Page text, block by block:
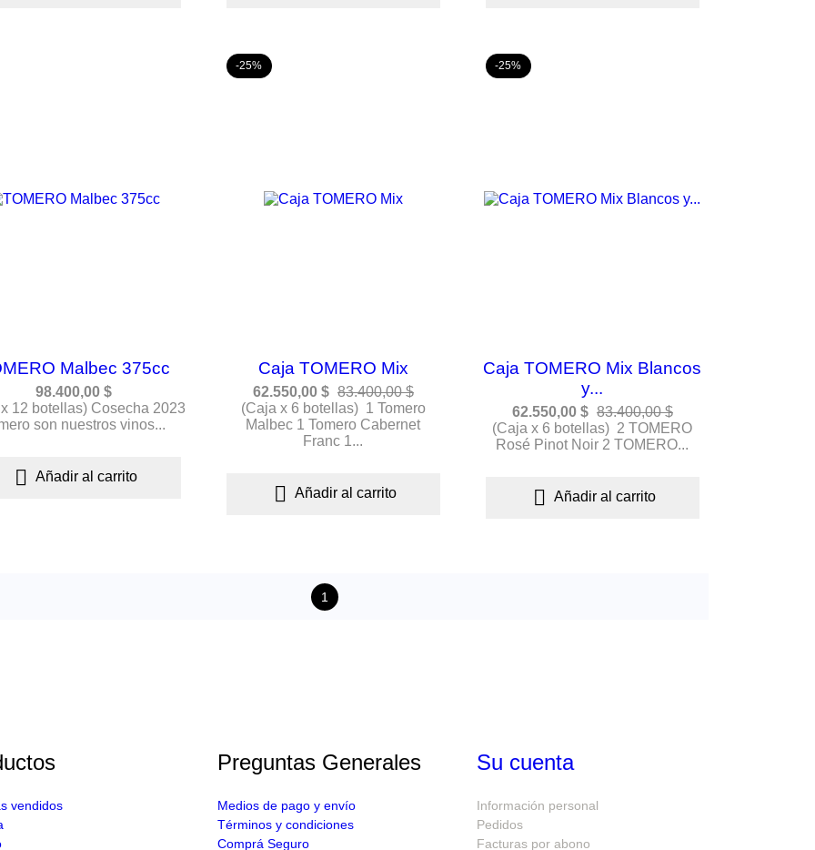
Malbec 375cc
98.400,00 $
12 botellas) Cosecha 2023
son nuestros vinos...
 Añadir al carrito
-25%
Caja TOMERO Mix
62.550,00 $ 83.400,00 $
(Caja x 6 botellas) 1 Tomero
Malbec 1 Tomero Cabernet
Franc 1...
 Añadir al carrito
-25%
Caja TOMERO Mix Blancos
y...
62.550,00 $ 83.400,00 $
(Caja x 6 botellas) 2 TOMERO
Rosé Pinot Noir 2 TOMERO...
 Añadir al carrito
1
vendidos
Preguntas Generales
Medios de pago y envío
Términos y condiciones
Comprá Seguro
Su cuenta
Información personal
Pedidos
Facturas por abono